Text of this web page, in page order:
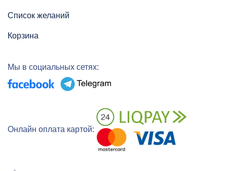
Список желаний
Корзина
Мы в социальных сетях:
Онлайн оплата картой: